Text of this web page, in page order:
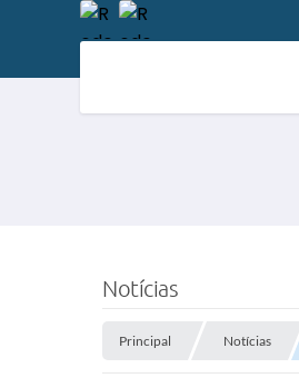
Notícias
Principal Notícias